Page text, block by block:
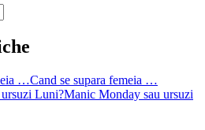
Cand se supara femeia …
Manic Monday sau ursuzi